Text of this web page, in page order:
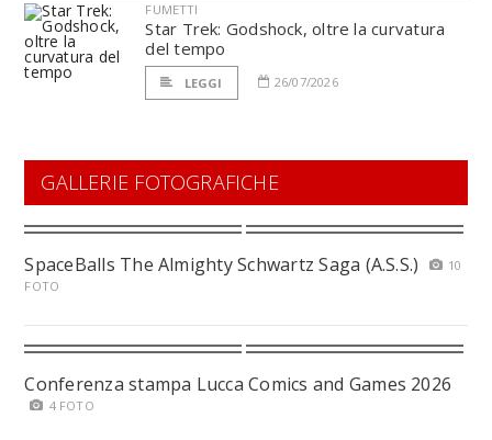
FUMETTI
Star Trek: Godshock, oltre la curvatura
del tempo
LEGGI 26/07/2026
GALLERIE FOTOGRAFICHE
SpaceBalls The Almighty Schwartz Saga (A.S.S.)
10
FOTO
Conferenza stampa Lucca Comics and Games 2026
4 FOTO